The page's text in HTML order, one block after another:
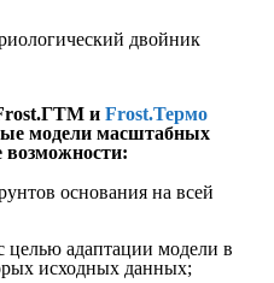
и Frost.Термо
модели масштабных
возможности:
основания на всей
целью адаптации модели в
исходных данных;